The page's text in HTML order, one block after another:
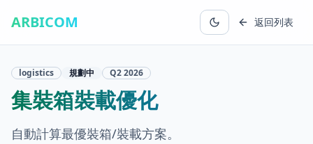
ARBICOM 返回列表
logistics 規劃中 Q22026
集裝箱裝載優化
自動計算最優裝箱/裝載方案。